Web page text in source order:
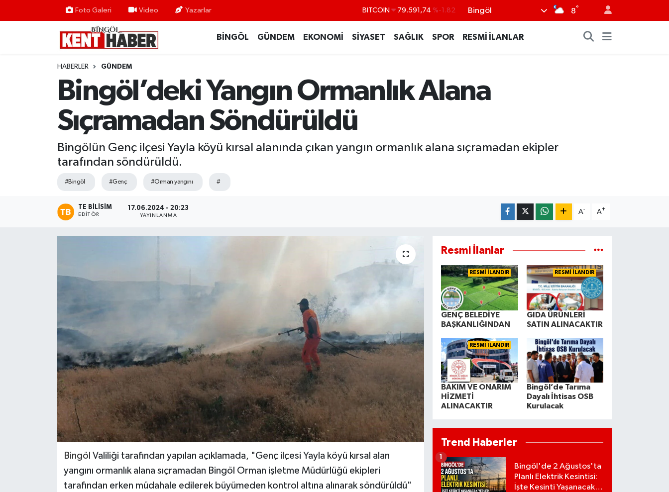
Foto Galeri Video Yazarlar DOLAR 45,43620 %0.02
53,38690
BİST100 14.598,00 %0
Bingöl 8°
BİNGÖL GÜNDEM EKONOMİ SİYASET SAĞLIK SPOR RESMİ İLANLAR
HABERLER GÜNDEM
Bingöl’deki Yangın Ormanlık Alana
Sıçramadan Söndürüldü
Bingölün Genç ilçesi Yayla köyü kırsal alanında çıkan yangın ormanlık alana sıçramadan ekipler
tarafından söndürüldü.
#Bingöl #Genç #Orman yangını #
TE BILISIM
EDITÖR
17.06.2024 - 20:23
YAYINLANMA
A- A+
Bingöl Valiliği tarafından yapılan açıklamada, "Genç ilçesi Yayla köyü kırsal alan
yangını ormanlık alana sıçramadan Bingöl Orman işletme Müdürlüğü ekipleri
tarafından erken müdahale edilerek büyümeden kontrol altına alınarak söndürüldü"
Resmi İlanlar
RESMİ İLANDIR
GENÇ BELEDİYE
BAŞKANLIĞINDAN
RESMİ İLANDIR
GIDA ÜRÜNLERİ
SATIN ALINACAKTIR
RESMİ İLANDIR
BAKIM VE ONARIM
HİZMETİ
ALINACAKTIR
Bingöl’de Tarıma
Dayalı İhtisas OSB
Kurulacak
Trend Haberler
Bingöl'de 2 Ağustos'ta
Planlı Elektrik Kesintisi:
İşte Kesinti Yaşanacak
1
BİLİM-TEKNOLOJİ
KARLIOVA
SİYASET
SOLHAN
YAYLADERE
YEDİSU
Bingöl Nöbetçi Eczaneler
Bingöl Hava Durumu
Bingöl Namaz Vakitleri
Bingöl Trafik Yoğunluk Haritası
Tüm Manşetler
Haber Arşivi